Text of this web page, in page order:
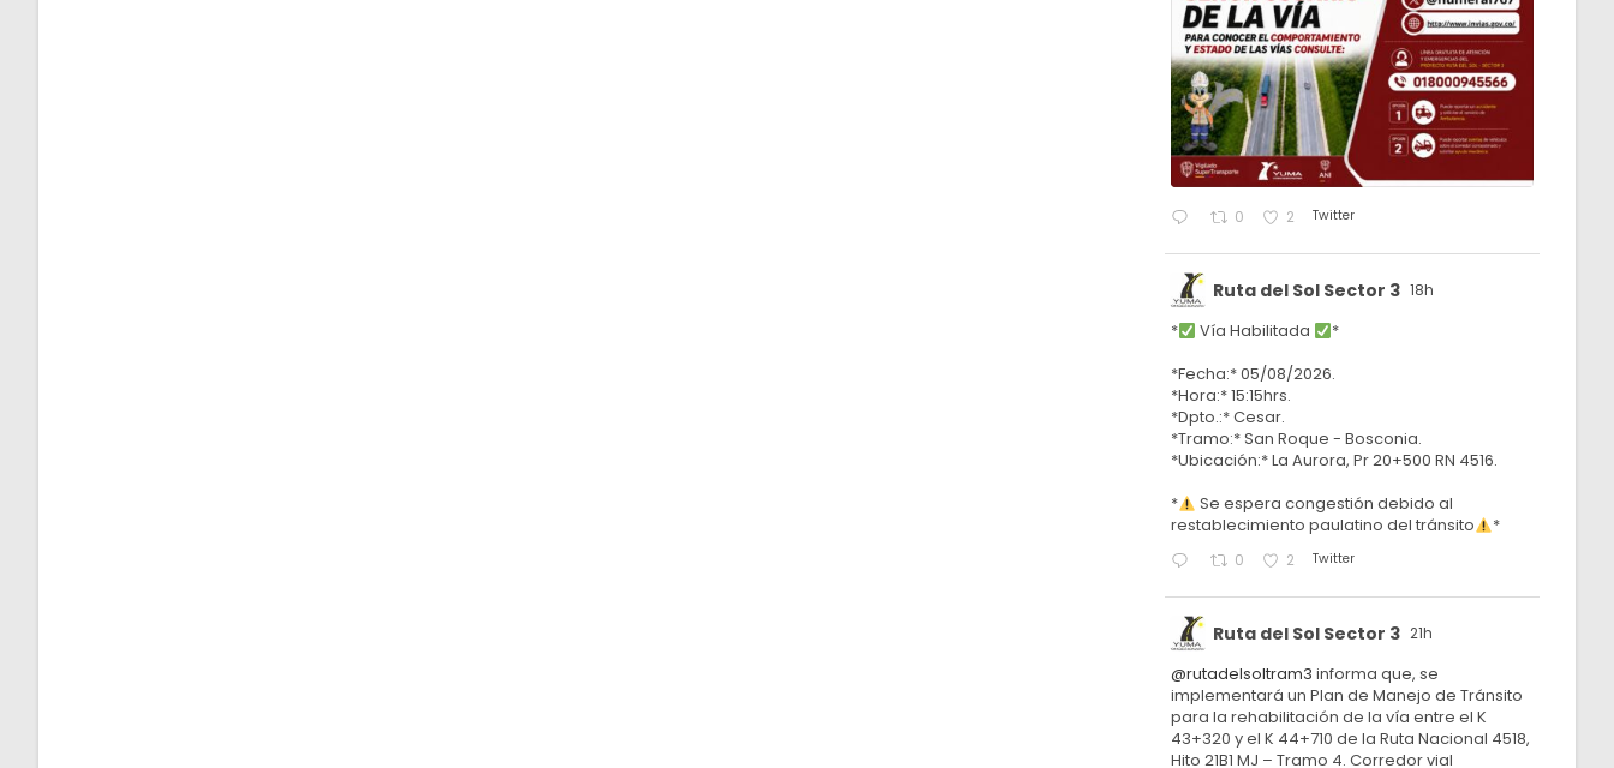
0 2 Twitter
Ruta del Sol Sector 3 18h
* Vía Habilitada
*
*Fecha:* 05/08/2026.
*Hora:* 15:15hrs.
*Dpto.:* Cesar.
*Tramo:* San Roque - Bosconia.
*Ubicación:* La Aurora, Pr 20+500 RN 4516.
*
Se espera congestión debido al
restablecimiento paulatino del tránsito
*
0 2 Twitter
Ruta del Sol Sector 3 21h
@rutadelsoltram3 informa que, se
implementará un Plan de Manejo de Tránsito
para la rehabilitación de la vía entre el K
43+320 y el K 44+710 de la Ruta Nacional 4518,
Hito 21B1 MJ – Tramo 4. Corredor vial